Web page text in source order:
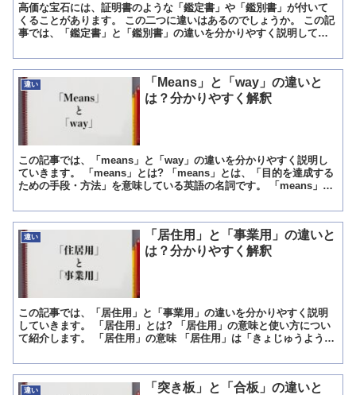
高価な宝石には、証明書のような「鑑定書」や「鑑別書」が付いて
くることがあります。 この二つに違いはあるのでしょうか。 この記
事では、「鑑定書」と「鑑別書」の違いを分かりやすく説明してい
違い
「Means」と「way」の違いと
は？分かりやすく解釈
この記事では、「means」と「way」の違いを分かりやすく説明し
ていきます。 「means」とは? 「means」とは、「目的を達成する
ための手段・方法」を意味している英語の名詞です。 「means」の
違い
「居住用」と「事業用」の違いと
は？分かりやすく解釈
この記事では、「居住用」と「事業用」の違いを分かりやすく説明
していきます。 「居住用」とは? 「居住用」の意味と使い方につい
て紹介します。 「居住用」の意味 「居住用」は「きょじゅうよう」
違い
「突き板」と「合板」の違いと